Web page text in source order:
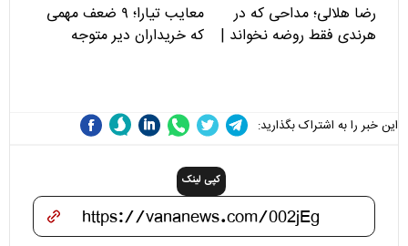
رضا هلالی؛ مداحی که در
هرندی فقط روضه نخواند |
معایب تیارا؛ ۹ ضعف مهمی
که خریداران دیر متوجه
این خبر را به اشتراک بگذارید:
کپی لینک